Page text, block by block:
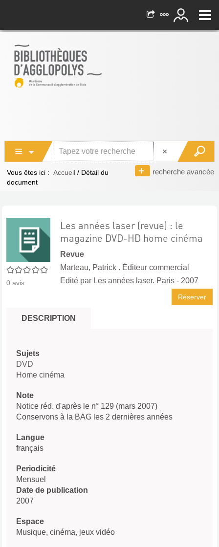
recherche avancée
Vous êtes ici : Accueil / Détail du
document
0/5
0 avis
Les années laser (revue) : le
magazine DVD-HD home cinéma
Revue
Marteau, Patrick . Éditeur commercial
Edité par Les années laser. Paris - 2007
Réserver
DESCRIPTION
Sujets
DVD
Home cinéma
Note
Notice réd. d'après le n° 129 (mars 2007)
Conservons à la BAG les 2 dernières années
Langue
français
Periodicité
Mensuel
Date de publication
2007
Espace
Musique, cinéma, jeux vidéo